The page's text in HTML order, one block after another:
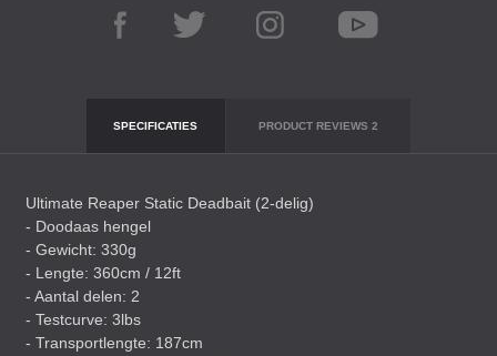
SPECIFICATIES PRODUCT REVIEWS 2
Ultimate Reaper Static Deadbait (2-delig)
- Doodaas hengel
- Gewicht: 330g
- Lengte: 360cm / 12ft
- Aantal delen: 2
- Testcurve: 3lbs
- Transportlengte: 187cm